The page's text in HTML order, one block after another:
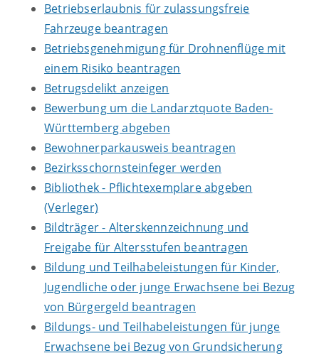
Betriebserlaubnis für zulassungsfreie
Fahrzeuge beantragen
Betriebsgenehmigung für Drohnenflüge mit
einem Risiko beantragen
Betrugsdelikt anzeigen
Bewerbung um die Landarztquote Baden-
Württemberg abgeben
Bewohnerparkausweis beantragen
Bezirksschornsteinfeger werden
Bibliothek - Pflichtexemplare abgeben
(Verleger)
Bildträger - Alterskennzeichnung und
Freigabe für Altersstufen beantragen
Bildung und Teilhabeleistungen für Kinder,
Jugendliche oder junge Erwachsene bei Bezug
von Bürgergeld beantragen
Bildungs- und Teilhabeleistungen für junge
Erwachsene bei Bezug von Grundsicherung